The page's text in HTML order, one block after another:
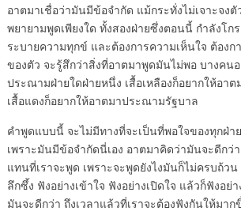
อาตมาเชื่อว่ามันมีข้อจำกัด แม้กระทั่งไม่เจาะจง
พยายามพูดเพียงใด ทั้งสองฝ่ายซึ่งตอนนี้ กำลังโก
ระบายความทุกข์ และต้องการความเห็นใจ ต้อง
ของตัว จะรู้สึกว่าสิ่งที่อาตมาพูดมันไม่พอ บางคน
ประณามฝ่ายใดฝ่ายหนึ่ง เสื้อเหลืองก็อยากให้อา
เสื้อแดงก็อยากให้อาตมาประณามรัฐบาล
คำพูดแบบนี้ จะไม่มีทางที่จะเป็นที่พอใจของทุกฝ่า
เพราะมันมีข้อจำกัดนี่เอง อาตมาคิดว่ามันจะดีกว่
แทนที่เราจะพูด เพราะจะพูดยังไงมันก็ไม่ครบถ้วน
ลึกซึ้ง ฟังอย่างเข้าใจ ฟังอย่างเปิดใจ แล้วก็ฟังอย่
มันจะดีกว่า ถึงเวลาแล้วที่เราจะต้องฟังกันให้มา